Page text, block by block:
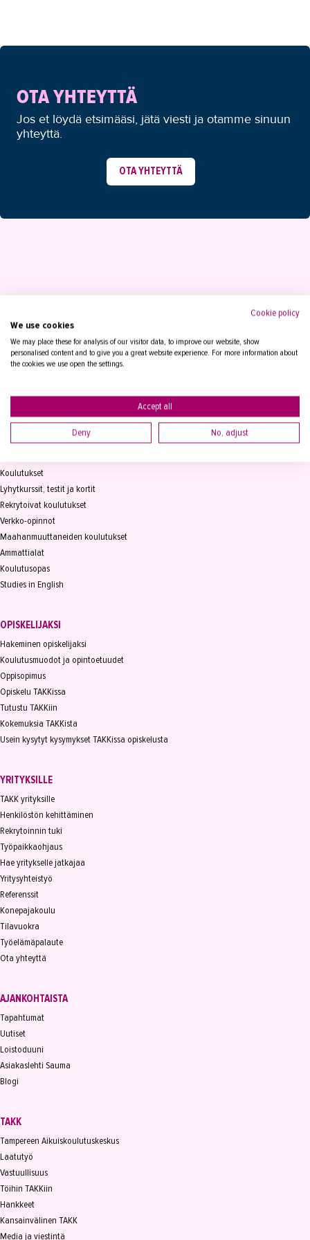
OTA YHTEYTTÄ
Jos et löydä etsimääsi, jätä viesti ja otamme sinuun
yhteyttä.
OTA YHTEYTTÄ
Tampereen Aikuiskoulutuskeskus
PL 15, 33821 Tampere
Vaihde03 2361 111
Koulutukset
Lyhytkurssit, testit ja kortit
Rekrytoivat koulutukset
Verkko-opinnot
Maahanmuuttaneiden koulutukset
Ammattialat
Koulutusopas
Studies in English
OPISKELIJAKSI
Hakeminen opiskelijaksi
Koulutusmuodot ja opintoetuudet
Oppisopimus
Opiskelu TAKKissa
Tutustu TAKKiin
Kokemuksia TAKKista
Usein kysytyt kysymykset TAKKissa opiskelusta
YRITYKSILLE
TAKK yrityksille
Henkilöstön kehittäminen
Rekrytoinnin tuki
Työpaikkaohjaus
Hae yritykselle jatkajaa
Yritysyhteistyö
Referenssit
Konepajakoulu
Tilavuokra
Työelämäpalaute
Ota yhteyttä
AJANKOHTAISTA
Tapahtumat
Uutiset
Loistoduuni
Asiakaslehti Sauma
Blogi
TAKK
Tampereen Aikuiskoulutuskeskus
Laatutyö
Vastuullisuus
Töihin TAKKiin
Hankkeet
Kansainvälinen TAKK
Media ja viestintä
Cookie policy
We use cookies
We may place these for analysis of our visitor data, to improve our website, show
personalised content and to give you a great website experience. For more information about
the cookies we use open the settings.
Accept all
Deny No, adjust